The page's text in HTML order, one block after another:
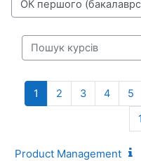
Категорії курсів
Пошук курсів
1 (поточний)
2 3 4 5
Product Management